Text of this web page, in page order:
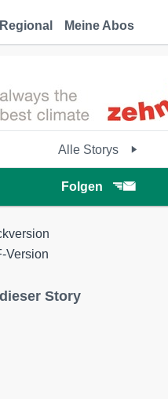
Regional Meine Abos
Alle Storys
Folgen
Version
Story